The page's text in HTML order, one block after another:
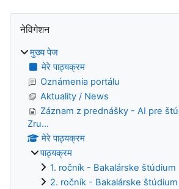
ब्लॉक
नेविगेशन
मुख्य पेज
मेरे पाठ्यक्रम
Oznámenia portálu
Aktuality / News
Záznam z prednášky - AI pre
Zru...
मेरे पाठ्यक्रम
पाठ्यक्रम
1. ročník - Bakalárske štúdium
2. ročník - Bakalárske štúdium